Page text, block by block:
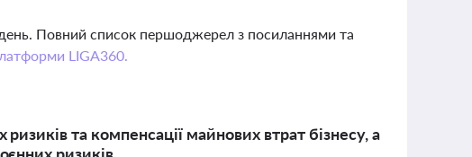
Повний список першоджерел з посиланнями та
LIGA360.
та компенсації майнових втрат бізнесу, а